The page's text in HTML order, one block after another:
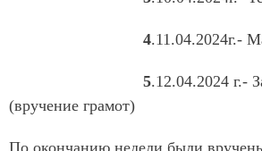
4.11.04.2024г.-
5.12.04.2024 г.-
(вручение грамот)
По окончанию недели были